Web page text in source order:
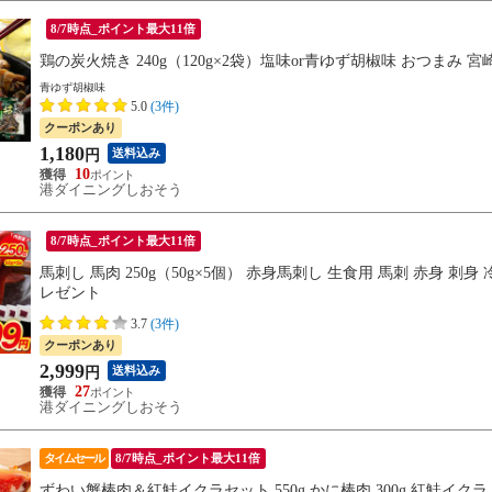
8/7時点_ポイント最大11倍
鶏の炭火焼き 240g（120g×2袋）塩味or青ゆず胡椒味 おつまみ
青ゆず胡椒味
5.0 (3件)
クーポンあり
1,180 円 送料込み
10
港ダイニングしおそう
8/7時点_ポイント最大11倍
馬刺し 馬肉 250g（50g×5個） 赤身馬刺し 生食用 馬刺 赤身 刺
レゼント
3.7 (3件)
クーポンあり
2,999 円 送料込み
27
港ダイニングしおそう
タイムセール 8/7時点_ポイント最大11倍